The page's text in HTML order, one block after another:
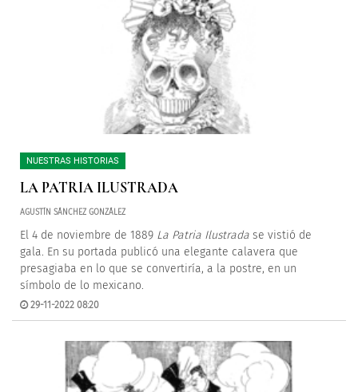
NUESTRAS HISTORIAS
LA PATRIA ILUSTRADA
AGUSTÍN SÁNCHEZ GONZÁLEZ
El 4 de noviembre de 1889 La Patria Ilustrada se vistió de
gala. En su portada publicó una elegante calavera que
presagiaba en lo que se convertiría, a la postre, en un
símbolo de lo mexicano.
29-11-2022 08:20